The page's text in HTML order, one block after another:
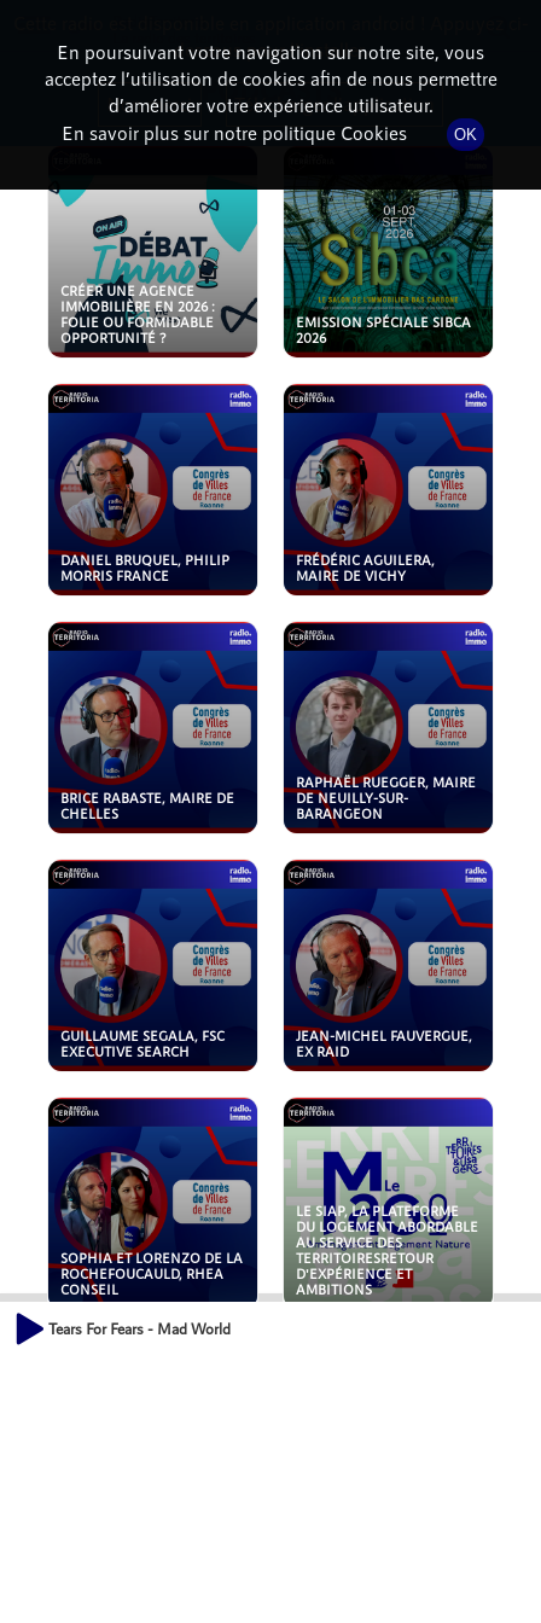
PODCASTS
CRÉER UNE AGENCE
IMMOBILIÈRE EN 2026 :
FOLIE OU FORMIDABLE
OPPORTUNITÉ ?
EMISSION SPÉCIALE SIBCA
2026
DANIEL BRUQUEL, PHILIP
MORRIS FRANCE
FRÉDÉRIC AGUILERA,
MAIRE DE VICHY
BRICE RABASTE, MAIRE DE
CHELLES
RAPHAËL RUEGGER, MAIRE
DE NEUILLY-SUR-
BARANGEON
GUILLAUME SEGALA, FSC
EXECUTIVE SEARCH
JEAN-MICHEL FAUVERGUE,
EX RAID
SOPHIA ET LORENZO DE LA
ROCHEFOUCAULD, RHEA
CONSEIL
LE SIAP, LA PLATEFORME
DU LOGEMENT ABORDABLE
AU SERVICE DES
TERRITOIRESRETOUR
D'EXPÉRIENCE ET
AMBITIONS
Tears For Fears - Mad World
En poursuivant votre navigation sur notre site, vous
acceptez l’utilisation de cookies afin de nous permettre
d’améliorer votre expérience utilisateur.
En savoir plus sur notre politique Cookies
OK
dessous pour l'installer.
Non merci Télécharger l'application